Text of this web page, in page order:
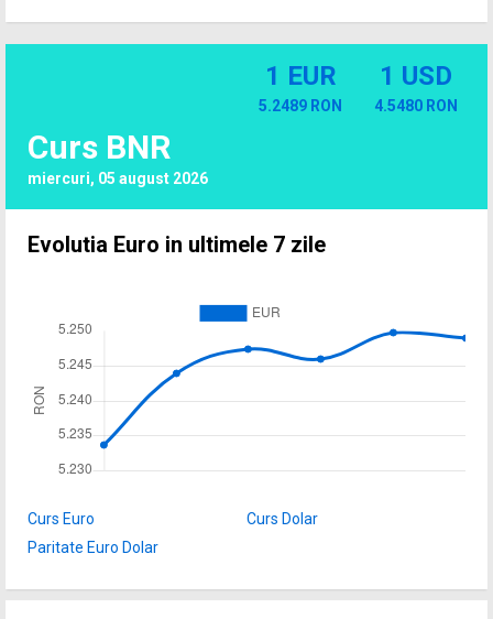
Curs BNR
miercuri, 05 august 2026
1 EUR
5.2489 RON
1 USD
4.5480 RON
Evolutia Euro in ultimele 7 zile
Curs Euro
Curs Dolar
Paritate Euro Dolar